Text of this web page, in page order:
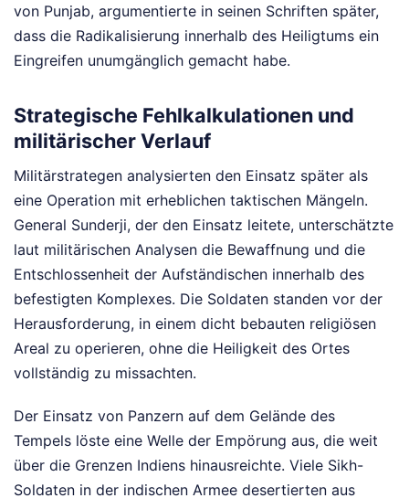
von Punjab, argumentierte in seinen Schriften später,
dass die Radikalisierung innerhalb des Heiligtums ein
Eingreifen unumgänglich gemacht habe.
Strategische Fehlkalkulationen und
militärischer Verlauf
Militärstrategen analysierten den Einsatz später als
eine Operation mit erheblichen taktischen Mängeln.
General Sunderji, der den Einsatz leitete, unterschätzte
laut militärischen Analysen die Bewaffnung und die
Entschlossenheit der Aufständischen innerhalb des
befestigten Komplexes. Die Soldaten standen vor der
Herausforderung, in einem dicht bebauten religiösen
Areal zu operieren, ohne die Heiligkeit des Ortes
vollständig zu missachten.
Der Einsatz von Panzern auf dem Gelände des
Tempels löste eine Welle der Empörung aus, die weit
über die Grenzen Indiens hinausreichte. Viele Sikh-
Soldaten in der indischen Armee desertierten aus